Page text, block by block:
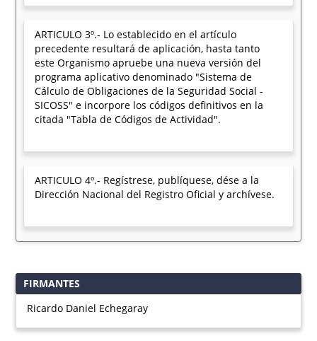
ARTICULO 3º.- Lo establecido en el artículo
precedente resultará de aplicación, hasta tanto
este Organismo apruebe una nueva versión del
programa aplicativo denominado "Sistema de
Cálculo de Obligaciones de la Seguridad Social -
SICOSS" e incorpore los códigos definitivos en la
citada "Tabla de Códigos de Actividad".
ARTICULO 4º.- Regístrese, publíquese, dése a la
Dirección Nacional del Registro Oficial y archívese.
FIRMANTES
Ricardo Daniel Echegaray